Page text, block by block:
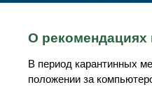
О рекомендациях
В период карантинных
положении за